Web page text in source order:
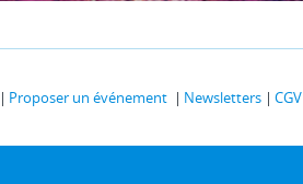
Proposer un événement Newsletters CGV